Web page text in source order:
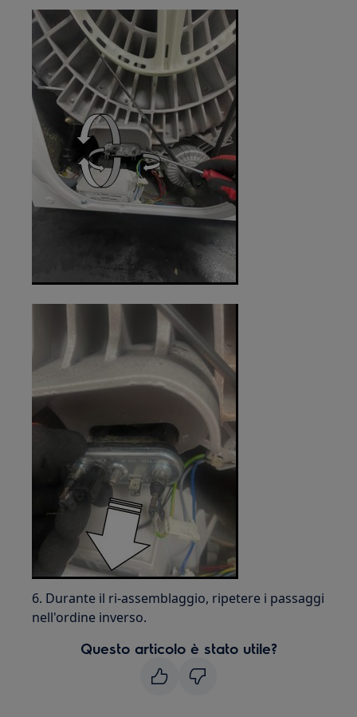
6. Durante il ri-assemblaggio, ripetere i passaggi
nell'ordine inverso.
Questo articolo è stato utile?